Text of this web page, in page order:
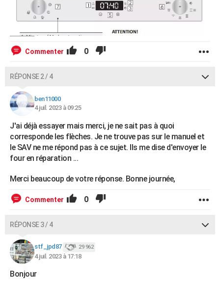
Commenter 0
RÉPONSE 2 / 4
ben11000
4 juil. 2023 à 09:25
J'ai déjà essayer mais merci, je ne sait pas à quoi
corresponde les flèches. Je ne trouve pas sur le manuel et
le SAV ne me répond pas à ce sujet. Ils me dise d'envoyer le
four en réparation ...
Merci beaucoup de votre réponse. Bonne journée,
Commenter 0
RÉPONSE 3 / 4
stf_jpd87 29 962
4 juil. 2023 à 17:18
Bonjour